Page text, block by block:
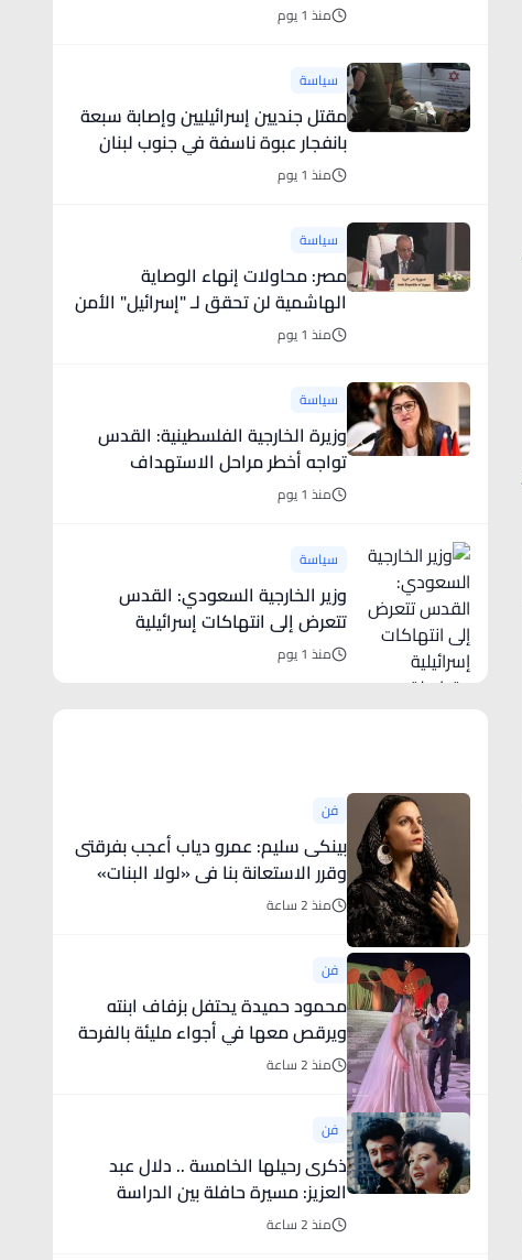
منذ 1 يوم
سياسة
مقتل جنديين إسرائيليين وإصابة سبعة
بانفجار عبوة ناسفة في جنوب لبنان
منذ 1 يوم
سياسة
مصر: محاولات إنهاء الوصاية
الهاشمية لن تحقق لـ "إسرائيل" الأمن
منذ 1 يوم
سياسة
وزيرة الخارجية الفلسطينية: القدس
تواجه أخطر مراحل الاستهداف
الإسرائيلي
منذ 1 يوم
سياسة
وزير الخارجية السعودي: القدس
تتعرض إلى انتهاكات إسرائيلية
متواصلة
منذ 1 يوم
فن
بينكى سليم: عمرو دياب أعجب بفرقتى
وقرر الاستعانة بنا فى «لولا البنات»
منذ 2 ساعة
فن
محمود حميدة يحتفل بزفاف ابنته
ويرقص معها في أجواء مليئة بالفرحة
.. منذ 2 ساعة
فن
ذكرى رحيلها الخامسة .. دلال عبد
العزيز: مسيرة حافلة بين الدراسة
والمسرح
منذ 2 ساعة